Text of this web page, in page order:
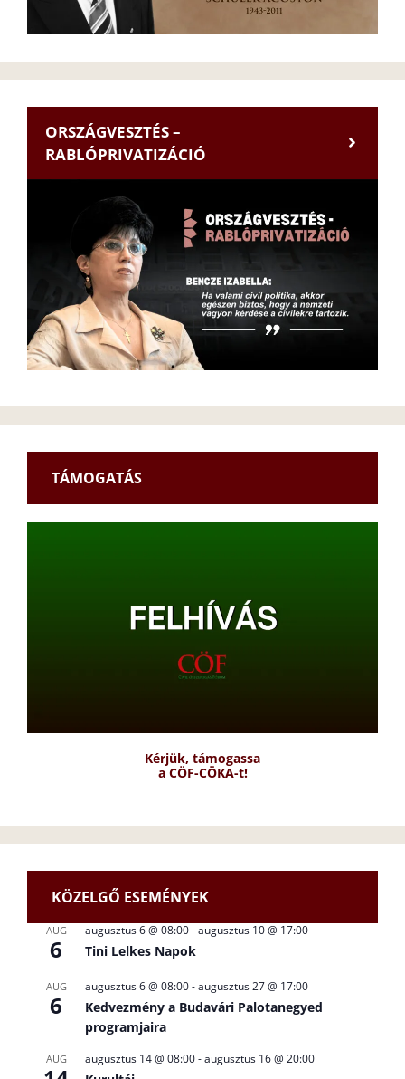
ORSZÁGVESZTÉS –
RABLÓPRIVATIZÁCIÓ
TÁMOGATÁS
Kérjük, támogassa
a CÖF-CÖKA-t!
KÖZELGŐ ESEMÉNYEK
AUG
6
augusztus 6 @ 08:00-augusztus 10 @ 17:00
Tini Lelkes Napok
AUG
6
augusztus 6 @ 08:00-augusztus 27 @ 17:00
Kedvezmény a Budavári Palotanegyed
programjaira
AUG augusztus 14 @ 08:00-augusztus 16 @ 20:00